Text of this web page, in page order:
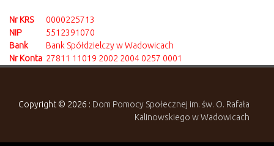
Nr KRS
0000225713
NIP
5512391070
Bank
Bank Spółdzielczy w Wadowicach
Nr Konta 27811 11019 2002 2004 0257 0001
Copyright © 2026 : Dom Pomocy Społecznej im. św. O. Rafała
Kalinowskiego w Wadowicach